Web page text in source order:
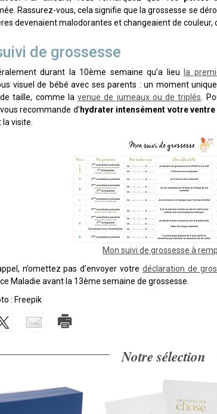
Rassurez-vous, cela signifie que la grossesse se
devenaient malodorantes et changeaient de couleur,
de grossesse
durant la 10ème semaine qu’a lieu la
visuel de bébé avec ses parents : un moment
taille, comme lavenue de jumeaux ou de triplés .
vous recommande d’ hydrater intensément votre ventre
visite.
Mon suivi de grossesse à
n’omettez pas d’envoyer votre déclaration de
Maladie avant la 13ème semaine de grossesse.
: Freepik
Notre sélection